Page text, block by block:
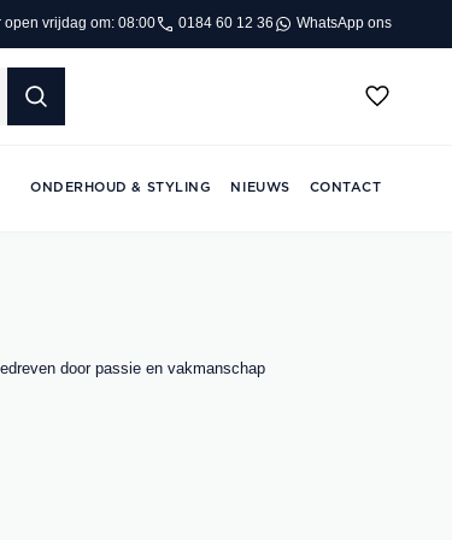
open vrijdag om: 08:00 0184 60 12 36 WhatsApp ons
ONDERHOUD & STYLING NIEUWS CONTACT
door passie en vakmanschap